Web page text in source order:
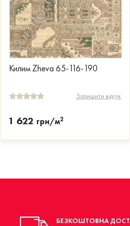
Килим Zheva 65-116-190
Залишити відгук
1 622 грн/м2
БЕЗКОШТОВНА